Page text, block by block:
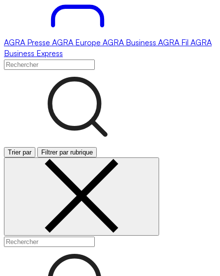
AGRA Presse AGRA Europe AGRA Business AGRA Fil AGRA
Business Express
Trier par Filtrer par rubrique